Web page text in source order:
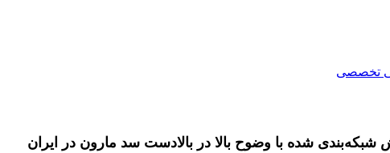
تخصصی
شبکه‌بندی شده با وضوح بالا در بالادست سد مارون در ایران